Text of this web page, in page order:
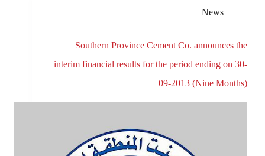
News
Southern Province Cement Co. announces the
interim financial results for the period ending on 30-
09-2013 (Nine Months)